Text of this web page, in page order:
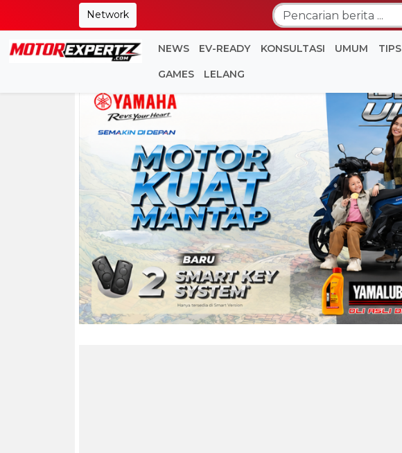
Network
NEWS EV-READY KONSULTASI UMUM TIPS
GAMES LELANG